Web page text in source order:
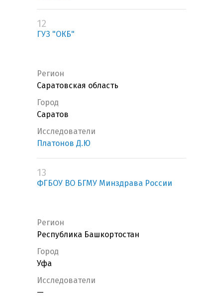
12
ГУЗ "ОКБ"
Регион
Саратовская область
Город
Саратов
Исследователи
Платонов Д.Ю
13
ФГБОУ ВО БГМУ Минздрава России
Регион
Республика Башкортостан
Город
Уфа
Исследователи
—